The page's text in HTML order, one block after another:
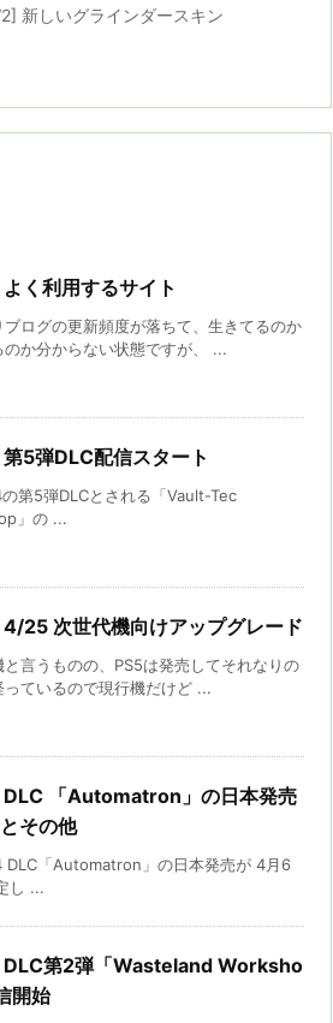
新しいグラインダースキン
く利用するサイト
ブログの更新頻度が落ちて、生きてるのか
のか分からない状態ですが、 ...
5弾DLC配信スタート
第5弾DLCとされる「Vault-Tec
」の ...
25 次世代機向けアップグレード
と言うものの、PS5は発売してそれなりの
っているので現行機だけど ...
「Automatron」の日本発売
その他
DLC「Automatron」の日本発売が 4月6
し ...
第2弾「Wasteland Worksho
開始